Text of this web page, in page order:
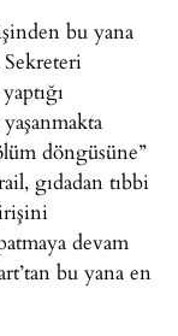
bu yana
döngüsüne”
gıdadan tıbbi
devam
bu yana en